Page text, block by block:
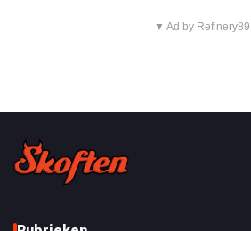
▼ Ad by Refinery89